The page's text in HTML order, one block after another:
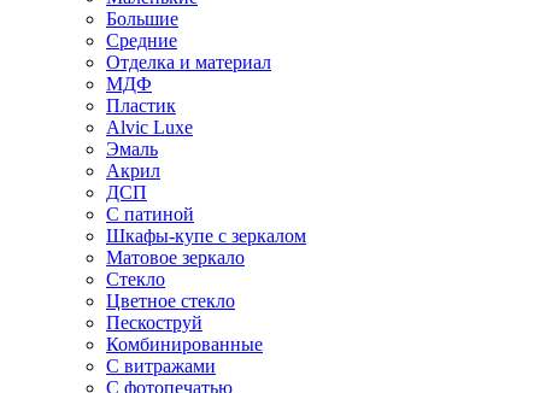
Большие
Средние
Отделка и материал
МДФ
Пластик
Alvic Luxe
Эмаль
Акрил
ДСП
С патиной
Шкафы-купе с зеркалом
Матовое зеркало
Стекло
Цветное стекло
Пескоструй
Комбинированные
С витражами
С фотопечатью